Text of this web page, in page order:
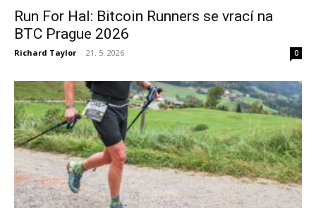
Run For Hal: Bitcoin Runners se vrací na
BTC Prague 2026
Richard Taylor - 21. 5. 2026 0